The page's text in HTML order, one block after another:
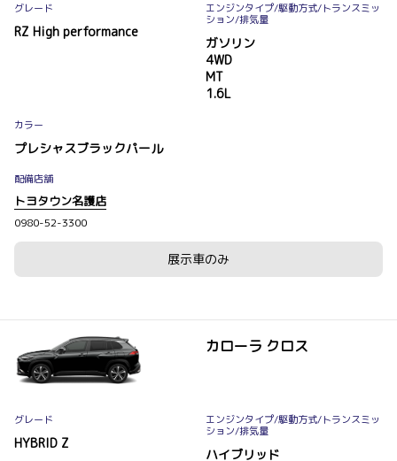
グレード
RZ High performance
エンジンタイプ/駆動方式/トランスミッ
ション/排気量
ガソリン
4WD
MT
1.6L
カラー
プレシャスブラックパール
配備店舗
トヨタウン名護店
0980-52-3300
展示車のみ
カローラ クロス
グレード
HYBRID Z
エンジンタイプ/駆動方式/トランスミッ
ション/排気量
ハイブリッド